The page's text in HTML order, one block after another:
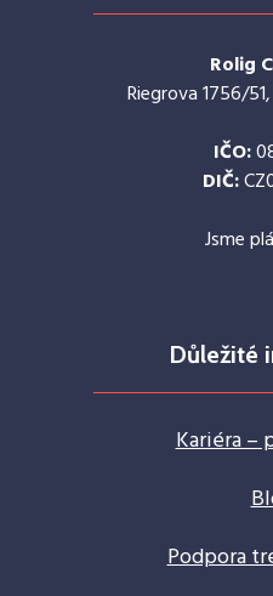
Rolig
Riegrova 1756/
IČO:
DIČ:
Jsme
Důležité
Kariéra –
Podpora